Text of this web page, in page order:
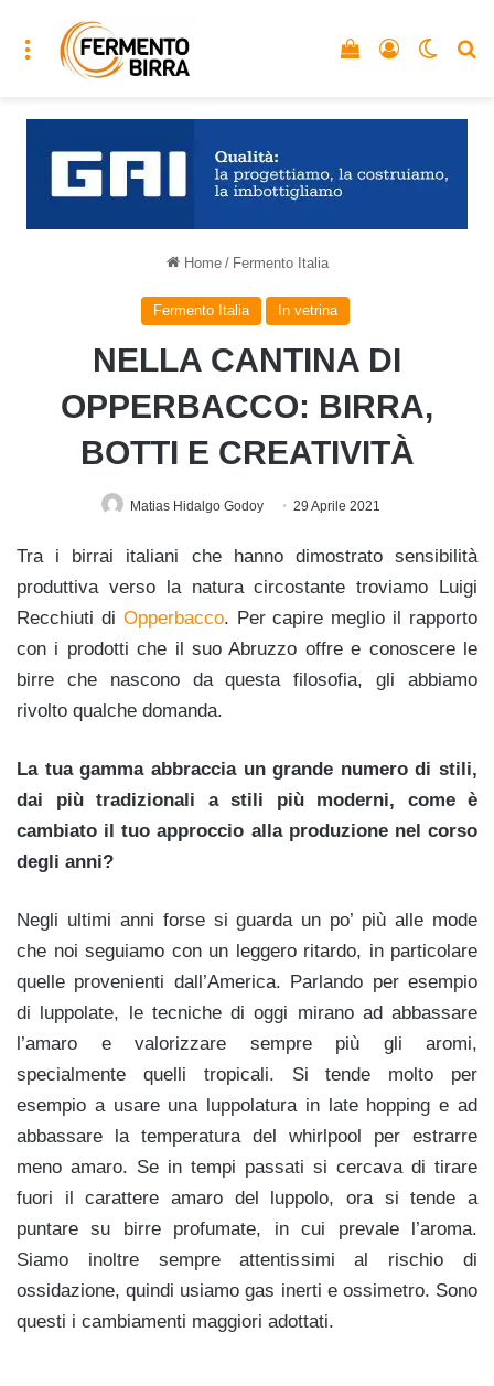
Menu Accedi
Vedi il carrello
Home / Fermento Italia
Fermento Italia In vetrina
NELLA CANTINA DI
OPPERBACCO: BIRRA,
BOTTI E CREATIVITÀ
Matias Hidalgo Godoy 29 Aprile 2021
Tra i birrai italiani che hanno dimostrato sensibilità
produttiva verso la natura circostante troviamo Luigi
Recchiuti di Opperbacco. Per capire meglio il rapporto
con i prodotti che il suo Abruzzo offre e conoscere le
birre che nascono da questa filosofia, gli abbiamo
rivolto qualche domanda.
La tua gamma abbraccia un grande numero di stili,
dai più tradizionali a stili più moderni, come è
cambiato il tuo approccio alla produzione nel corso
degli anni?
Negli ultimi anni forse si guarda un po’ più alle mode
che noi seguiamo con un leggero ritardo, in particolare
quelle provenienti dall’America. Parlando per esempio
di luppolate, le tecniche di oggi mirano ad abbassare
l’amaro e valorizzare sempre più gli aromi,
specialmente quelli tropicali. Si tende molto per
esempio a usare una luppolatura in late hopping e ad
abbassare la temperatura del whirlpool per estrarre
meno amaro. Se in tempi passati si cercava di tirare
fuori il carattere amaro del luppolo, ora si tende a
puntare su birre profumate, in cui prevale l’aroma.
Siamo inoltre sempre attentissimi al rischio di
ossidazione, quindi usiamo gas inerti e ossimetro. Sono
questi i cambiamenti maggiori adottati.